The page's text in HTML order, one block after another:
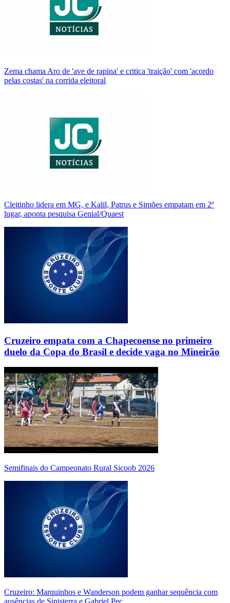
Zema chama Aro de 'ave de rapina' e critica 'traição' com 'acordo
pelas costas' na corrida eleitoral
Cleitinho lidera em MG, e Kalil, Patrus e Simões empatam em 2º
lugar, aponta pesquisa Genial/Quaest
Cruzeiro empata com a Chapecoense no primeiro
duelo da Copa do Brasil e decide vaga no Mineirão
Semifinais do Campeonato Rural Sicoob 2026
Cruzeiro: Marquinhos e Wanderson podem ganhar sequência com